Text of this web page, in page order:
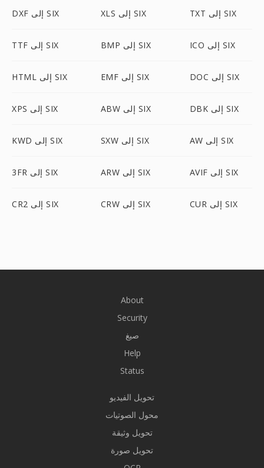
DXF إلى SIX XLS إلى SIX TXT إلى SIX
TTF إلى SIX BMP إلى SIX ICO إلى SIX
HTML إلى SIX EMF إلى SIX DOC إلى SIX
XPS إلى SIX ABW إلى SIX DBK إلى SIX
KWD إلى SIX SXW إلى SIX AW إلى SIX
3FR إلى SIX ARW إلى SIX AVIF إلى SIX
CR2 إلى SIX CRW إلى SIX CUR إلى SIX
About
Security
صيغ
Help
Status
تحويل الفيديو
محول الصوتيات
تحويل وثيقة
تحويل صورة